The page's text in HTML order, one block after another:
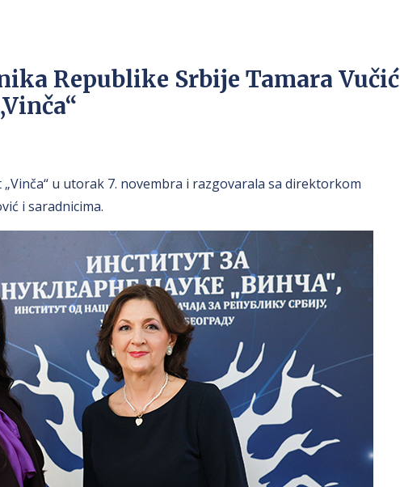
Republike Srbije Tamara Vučić
u utorak 7. novembra i razgovarala sa direktorkom
i saradnicima.